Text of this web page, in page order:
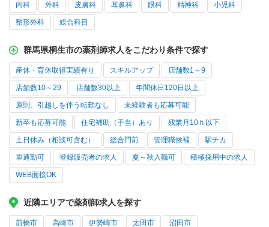
内科 外科 皮膚科 耳鼻科 眼科 精神科 小児科
整形外科 総合科目
群馬県桐生市の薬剤師求人をこだわり条件で探す
産休・育休取得実績有り スキルアップ 店舗数1～9
店舗数10～29 店舗数30以上 年間休日120日以上
原則、引越しを伴う転勤なし 未経験者も応募可能
新卒も応募可能 住宅補助（手当）あり 残業月10ｈ以下
土日休み（相談可含む） 総合門前 管理職候補 駅チカ
車通勤可 登録販売者の求人 夏～秋入職可 積極採用中の求人
WEB面接OK
近隣エリアで薬剤師求人を探す
前橋市 高崎市 伊勢崎市 太田市 沼田市